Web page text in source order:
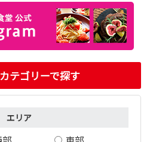
テゴリーで探す
エリア